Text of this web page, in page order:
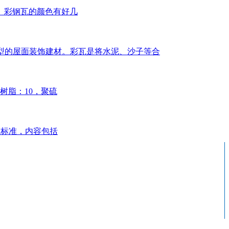
彩钢瓦的颜色有好几
的屋面装饰建材。彩瓦是将水泥、沙子等合
脂：10，聚硫
准，内容包括